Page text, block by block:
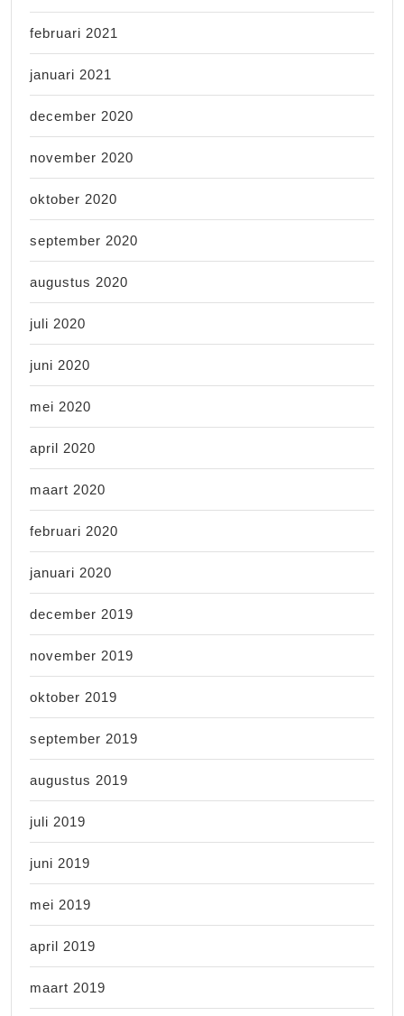
februari 2021
januari 2021
december 2020
november 2020
oktober 2020
september 2020
augustus 2020
juli 2020
juni 2020
mei 2020
april 2020
maart 2020
februari 2020
januari 2020
december 2019
november 2019
oktober 2019
september 2019
augustus 2019
juli 2019
juni 2019
mei 2019
april 2019
maart 2019